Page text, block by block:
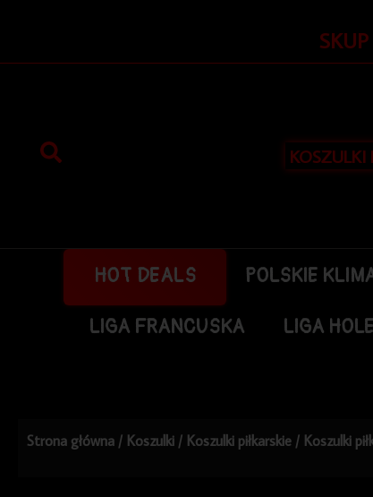
treści
KOSZULKI
HOT DEALS POLSKIE
LIGA FRANCUSKA LIGA
Strona główna / Koszulki / Koszulki piłkarskie / Koszulki